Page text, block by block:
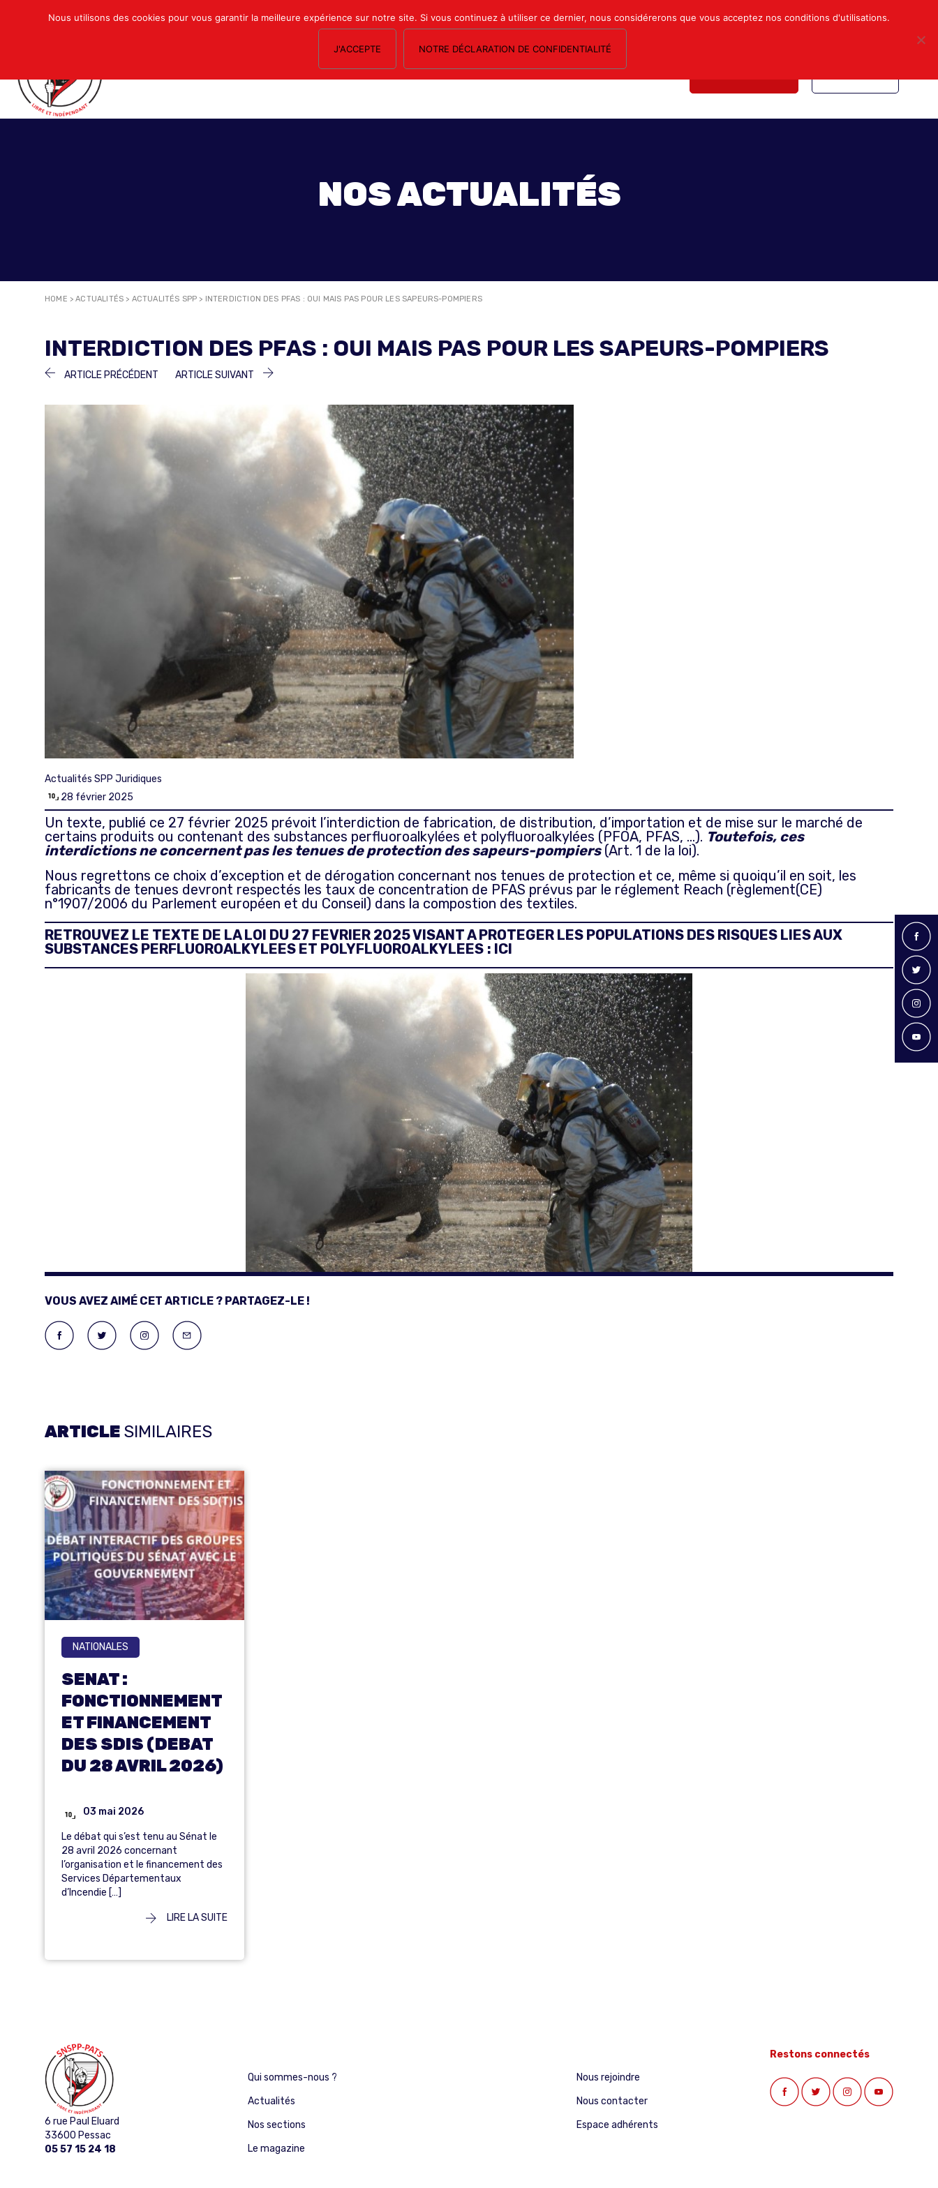
Mon compte Nous contacter
NOS SECTIONS LE MAGAZINE ESPACE ADHÉRENTS FORMATION SYNDICALE
NOS ACTUALITÉS
HOME >ACTUALITÉS > ACTUALITÉS SPP > INTERDICTION DES PFAS : OUI MAIS PAS POUR LES SAPEURS-POMPIERS
INTERDICTION DES PFAS : OUI MAIS PAS POUR LES SAPEURS-POMPIERS
NAVIGATION
L’ARTICLE
ARTICLE PRÉCÉDENT ARTICLE
ARTICLE SUIVANT
ARTICLE
Actualités SPP Juridiques
28 février 2025
Un texte, publié ce 27 février 2025 prévoit l’interdiction de fabrication, de distribution, d’importation et de mise sur le marché de
certains produits ou contenant des substances perfluoroalkylées et polyfluoroalkylées (PFOA, PFAS, …). Toutefois, ces
interdictions ne concernent pas les tenues de protection des sapeurs-pompiers(Art. 1 de la loi).
Nous regrettons ce choix d’exception et de dérogation concernant nos tenues de protection et ce, même si quoiqu’il en soit, les
fabricants de tenues devront respectés les taux de concentration de PFAS prévus par le réglement Reach (règlement(CE)
n°1907/2006 du Parlement européen et du Conseil) dans la compostion des textiles.
RETROUVEZ LE TEXTE DE LA LOI DU 27 FEVRIER 2025 VISANT A PROTEGER LES POPULATIONS DES RISQUES LIES AUX
SUBSTANCES PERFLUOROALKYLEES ET POLYFLUOROALKYLEES : ICI
VOUS AVEZ AIMÉ CET ARTICLE ? PARTAGEZ-LE !
ARTICLE SIMILAIRES
NATIONALES
SENAT :
FONCTIONNEMENT
ET FINANCEMENT
DES SDIS (DEBAT
DU 28 AVRIL 2026)
03 mai 2026
Le débat qui s’est tenu au Sénat le
28 avril 2026 concernant
l’organisation et le financement des
Services Départementaux
d’Incendie […]
LIRE LA SUITE
Nous utilisons des cookies pour vous garantir la meilleure expérience sur notre site. Si vous continuez à utiliser ce dernier, nous considérerons que vous acceptez nos conditions d'utilisations.
J'ACCEPTE NOTRE DÉCLARATION DE CONFIDENTIALITÉ
6 rue Paul Eluard
33600 Pessac
05 57 15 24 18
Qui sommes-nous ?
Actualités
Nos sections
Le magazine
Nous rejoindre
Nous contacter
Espace adhérents
Restons connectés